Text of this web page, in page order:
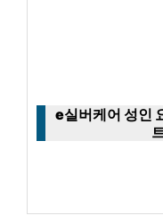
e실버케어 성인